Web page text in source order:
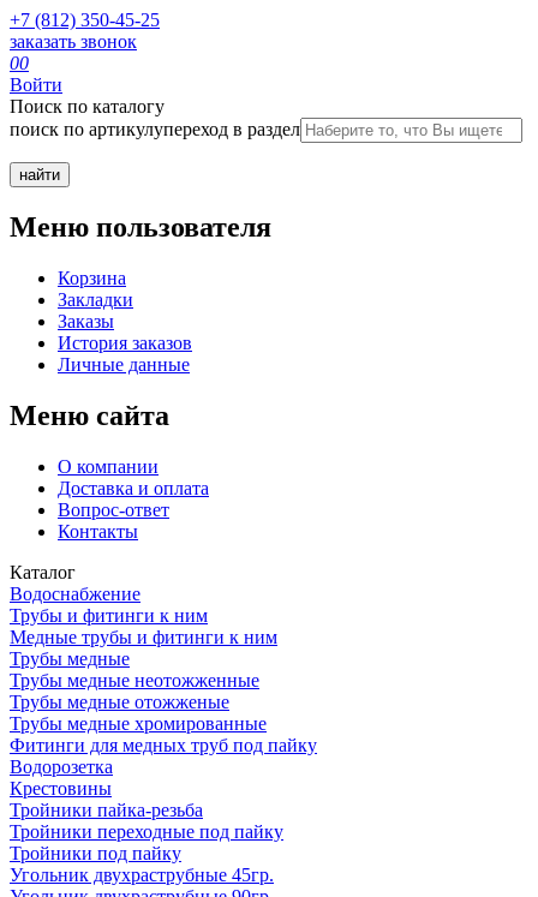
+7 (812) 350-45-25
заказать звонок
00
Войти
Поиск по каталогу
поиск по артикулупереход в раздел
Меню пользователя
Корзина
Закладки
Заказы
История заказов
Личные данные
Меню сайта
О компании
Доставка и оплата
Вопрос-ответ
Контакты
Каталог
Водоснабжение
Трубы и фитинги к ним
Медные трубы и фитинги к ним
Трубы медные
Трубы медные неотожженные
Трубы медные отожженые
Трубы медные хромированные
Фитинги для медных труб под пайку
Водорозетка
Крестовины
Тройники пайка-резьба
Тройники переходные под пайку
Тройники под пайку
Угольник двухраструбные 45гр.